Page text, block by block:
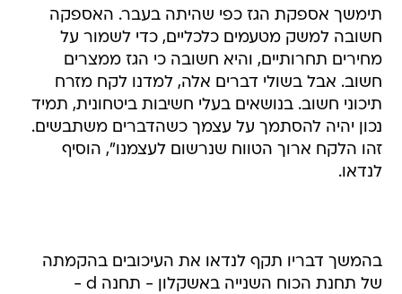
מחירים תחרותיים, והיא חשובה כי הגז ממצרים
חשוב. אבל בשולי דברים אלה, למדנו לקח מזרח
תיכוני חשוב. בנושאים בעלי חשיבות ביטחונית, תמיד
נכון יהיה להסתמך על עצמך כשהדברים משתבשים.
זהו הלקח ארוך הטווח שנרשום לעצמנו", הוסיף
לנדאו.
שתוסק בגז ובגיבוי פחם, וכן את התנגדות ארגוני
הסביבה ותושבי מישור החוף הצפוני להקמת נקודת